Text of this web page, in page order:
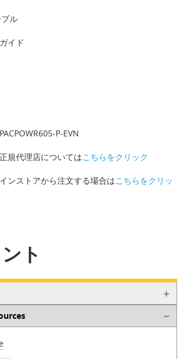
ル
イド
P-EVN
規代理店についてはこちらをクリック
ンストアから注文する場合はこちらをクリッ
ト